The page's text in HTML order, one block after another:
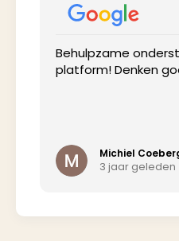
Behulpzame
platform! Denken
Michiel
3 jaar geleden